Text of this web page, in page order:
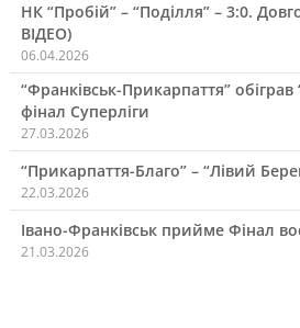
НК “Пробій” – “Поділля” – 3:0.
ВІДЕО)
06.04.2026
“Франківськ-Прикарпаття” обіграв
фінал Суперліги
27.03.2026
“Прикарпаття-Благо” – “Лівий
22.03.2026
Івано-Франківськ прийме Фінал
21.03.2026